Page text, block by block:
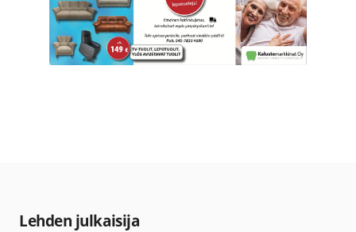
Lehden julkaisija